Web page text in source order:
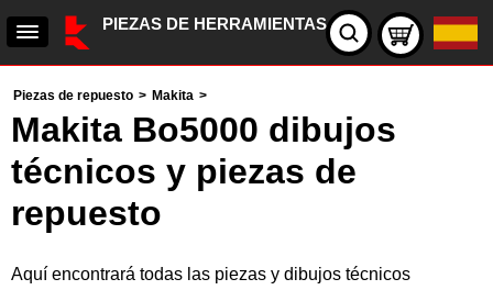
PIEZAS DE HERRAMIENTAS
Piezas de repuesto > Makita >
Makita Bo5000 dibujos
técnicos y piezas de
repuesto
Aquí encontrará todas las piezas y dibujos técnicos